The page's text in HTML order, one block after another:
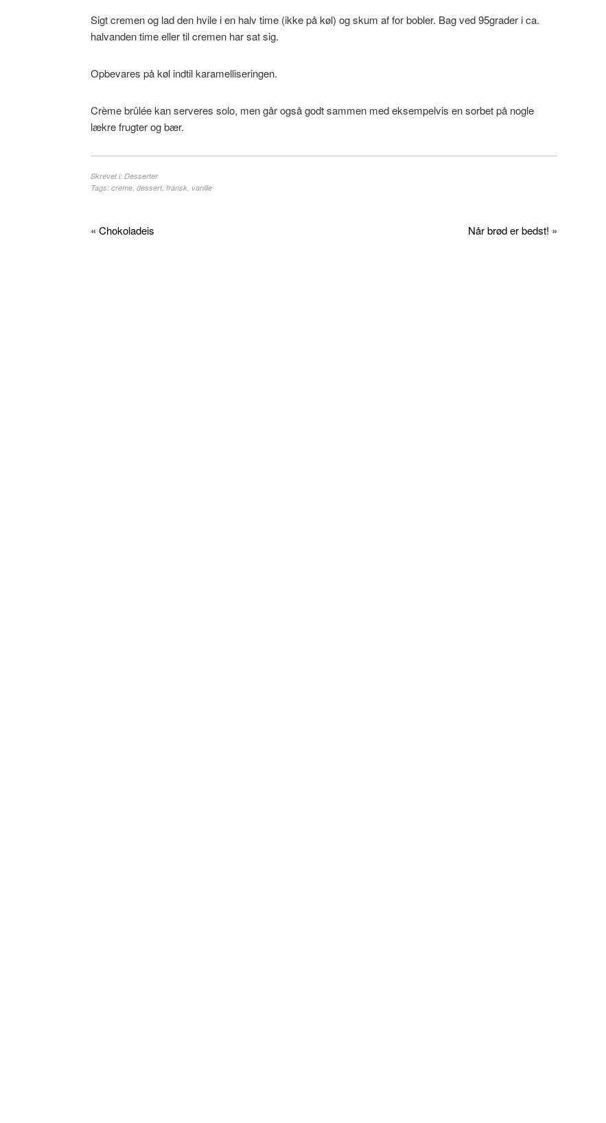
Sigt cremen og lad den hvile i en halv time (ikke på køl) og skum af for bobler. Bag ved 95grader i ca.
halvanden time eller til cremen har sat sig.
Opbevares på køl indtil karamelliseringen.
Crème brûlée kan serveres solo, men går også godt sammen med eksempelvis en sorbet på nogle
lækre frugter og bær.
Skrevet i: Desserter
Tags: creme, dessert, fransk, vanille
« Chokoladeis Når brød er bedst! »